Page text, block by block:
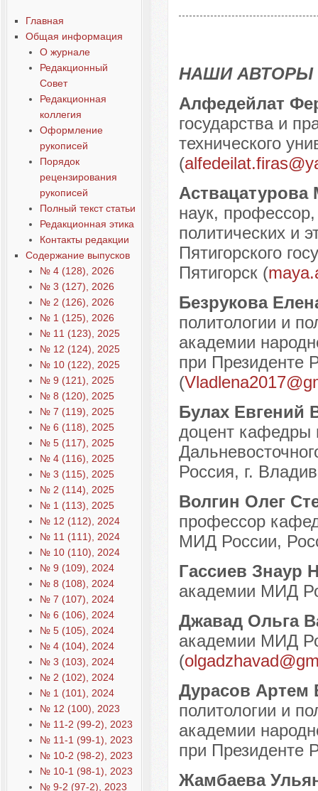
Наши авторы № 4-2020
Главная
Общая информация
О журнале
Редакционный
Совет
Редакционная
коллегия
Оформление
рукописей
Порядок
рецензирования
рукописей
Полный текст статьи
Редакционная этика
Контакты редакции
Содержание выпусков
№ 4 (128), 2026
№ 3 (127), 2026
№ 2 (126), 2026
№ 1 (125), 2026
№ 11 (123), 2025
№ 12 (124), 2025
№ 10 (122), 2025
№ 9 (121), 2025
№ 8 (120), 2025
№ 7 (119), 2025
№ 6 (118), 2025
№ 5 (117), 2025
№ 4 (116), 2025
№ 3 (115), 2025
№ 2 (114), 2025
№ 1 (113), 2025
№ 12 (112), 2024
№ 11 (111), 2024
№ 10 (110), 2024
№ 9 (109), 2024
№ 8 (108), 2024
№ 7 (107), 2024
№ 6 (106), 2024
№ 5 (105), 2024
№ 4 (104), 2024
№ 3 (103), 2024
№ 2 (102), 2024
№ 1 (101), 2024
№ 12 (100), 2023
№ 11-2 (99-2), 2023
№ 11-1 (99-1), 2023
№ 10-2 (98-2), 2023
№ 10-1 (98-1), 2023
№ 9-2 (97-2), 2023
НАШИ АВТОРЫ
Алфедейлат
государства и
технического
(
наук,
политических и
Пятигорского
Пятигорск (
Безрукова
политологии и
академии
при Президенте
(
Булах Евгений
доцент кафедры
Россия, г.
Волгин Олег
профессор
МИД России,
Гассиев Знаур
академии МИД
Джавад Ольга
академии МИД
(
Дурасов Артем
политологии и
академии
при Президенте
Жамбаева